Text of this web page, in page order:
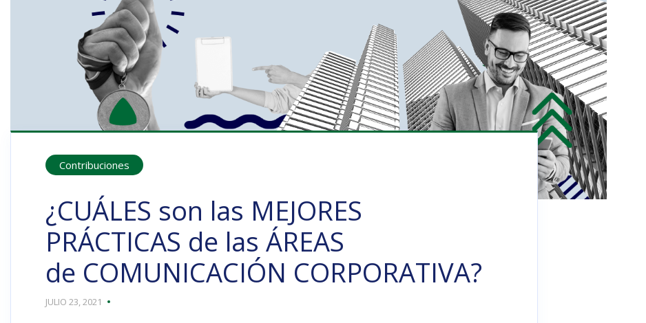
Contribuciones
¿CUÁLES son las MEJORES
PRÁCTICAS de las ÁREAS
de COMUNICACIÓN CORPORATIVA?
JULIO 23, 2021